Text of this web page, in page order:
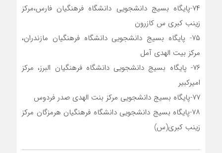
۷۴-پایگاه بسیج دانشجویی دانشگاه فرهنگیان فارس،مرکز
زینب کبری س کازرون
۷۵- پایگاه بسیج دانشجویی دانشگاه فرهنگیان مازندران،
مرکز بیت الهدی آمل
۷۶- پایگاه بسیج دانشجویی دانشگاه فرهنگیان البرز، مرکز
امیرکبیر
۷۷-پایگاه بسیج دانشجویی مرکز بنت الهدی صدر فردوس
۷۸-پایگاه بسیج دانشجویی دانشگاه فرهنگیان هرمزگان مرکز
زینب کبری(س)